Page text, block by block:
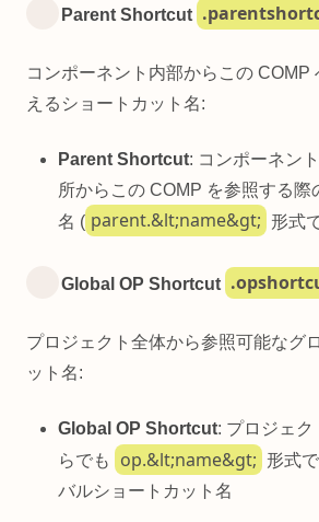
Parent Shortcut
コンポーネント内部からこの COMP
えるショートカット名:
Parent Shortcut: コンポーネン
所からこの COMP を参照する際
名 ( parent.&lt;name&gt; 形式
Global OP Shortcut
プロジェクト全体から参照可能なグ
ット名:
Global OP Shortcut: プロジェ
らでも
op.&lt;name&gt;
形式
バルショートカット名